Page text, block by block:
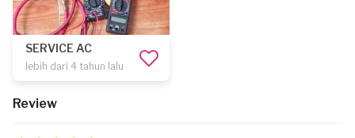
SERVICE AC
lebih dari 4 tahun lalu
Review